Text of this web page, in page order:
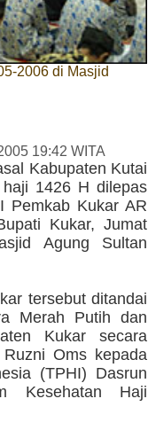
2006 di Masjid
19:42 WITA
Kabupaten Kutai
1426 H dilepas
Pemkab Kukar AR
Kukar, Jumat
Agung Sultan
tersebut ditandai
Merah Putih dan
Kukar secara
Oms kepada
(TPHI) Dasrun
Kesehatan Haji